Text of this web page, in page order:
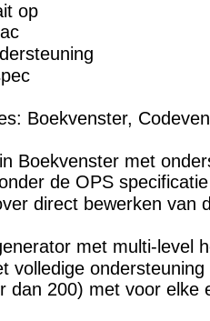
op
Boekvenster,
Boekvenster met
de OPS specificatie
direct bewerken van
met multi-level
volledige
dan 200) met voor elke